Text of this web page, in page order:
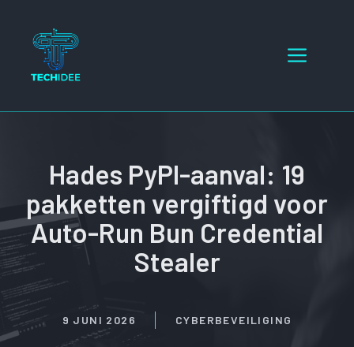
inhoud
Menu
Hades PyPI-aanval: 19
pakketten vergiftigd voor
Auto-Run Bun Credential
Stealer
9 JUNI 2026 CYBERBEVEILIGING